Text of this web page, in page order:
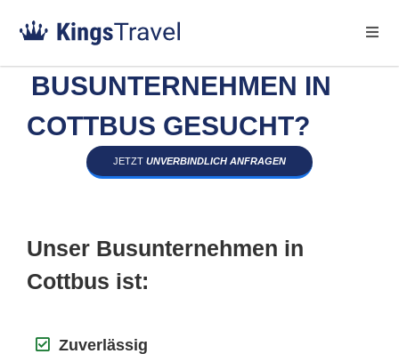
BUSUNTERNEHMEN IN
COTTBUS GESUCHT?
JETZT UNVERBINDLICH ANFRAGEN
Unser Busunternehmen in
Cottbus ist:
Zuverlässig